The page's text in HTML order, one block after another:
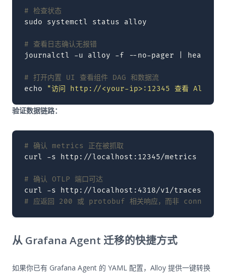
# 检查状态
sudo
systemctl status alloy
# 查看日志确认无报错
journalctl
-u alloy -f --no-pager head
# 打开内置 UI 查看组件 DAG 和数据流
echo
"访问 http://<your-ip>:12345 查看 Alloy
验证数据链路：
# 确认 metrics 正在被抓取
curl
-s http://localhost:12345/metrics
# 确认 OTLP 端口可达
curl
-s http://localhost:4318/v1/traces
# 应返回 200 或 protobuf 相关响应，而非
从 Grafana Agent 迁移的快捷方式
如果你已有 Grafana Agent 的 YAML 配置，Alloy 提供一键转换